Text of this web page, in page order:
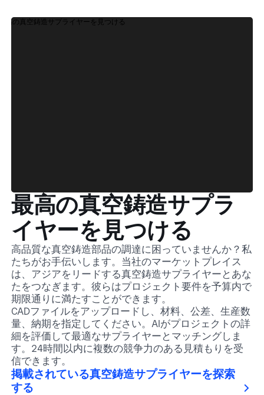
最高の真空鋳造サプラ
イヤーを見つける
高品質な真空鋳造部品の調達に困っていませんか？私
たちがお手伝いします。当社のマーケットプレイス
は、アジアをリードする真空鋳造サプライヤーとあな
たをつなぎます。彼らはプロジェクト要件を予算内で
期限通りに満たすことができます。
CADファイルをアップロードし、材料、公差、生産数
量、納期を指定してください。AIがプロジェクトの詳
細を評価して最適なサプライヤーとマッチングしま
す。24時間以内に複数の競争力のある見積もりを受
信できます。
掲載されている真空鋳造サプライヤーを探索
する